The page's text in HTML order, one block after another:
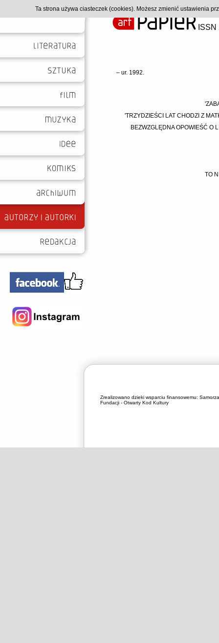
– ur. 1992.
'TRZYDZIEŚCI LAT CHODZI Z
BEZWZGLĘDNA OPOWIEŚĆ O
TO
Zrealizowano dzieki wsparciu finansowemu:
Fundacji - Otwarty Kod Kultury
Ta strona używa ciasteczek (cookies). Możesz zmienić ustawienia